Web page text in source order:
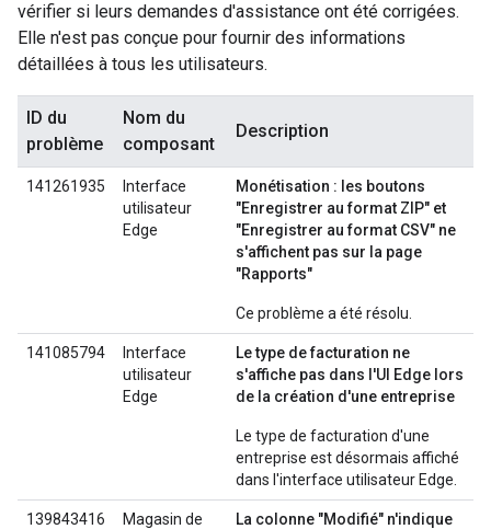
vérifier si leurs demandes d'assistance ont été corrigées.
Elle n'est pas conçue pour fournir des informations
détaillées à tous les utilisateurs.
ID du
problème
Nom du
composant
Description
141261935
Interface
utilisateur
Edge
Monétisation : les boutons
"Enregistrer au format ZIP" et
"Enregistrer au format CSV" ne
s'affichent pas sur la page
"Rapports"
Ce problème a été résolu.
141085794
Interface
utilisateur
Edge
Le type de facturation ne
s'affiche pas dans l'UI Edge lors
de la création d'une entreprise
Le type de facturation d'une
entreprise est désormais affiché
dans l'interface utilisateur Edge.
139843416
Magasin de
La colonne "Modifié" n'indique